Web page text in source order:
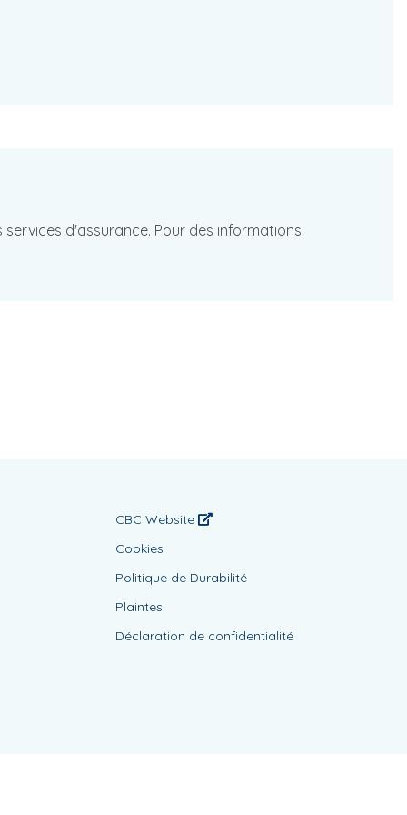
d'assurance. Pour des informations
CBC Website
Cookies
Politique de Durabilité
Plaintes
Déclaration de confidentialité